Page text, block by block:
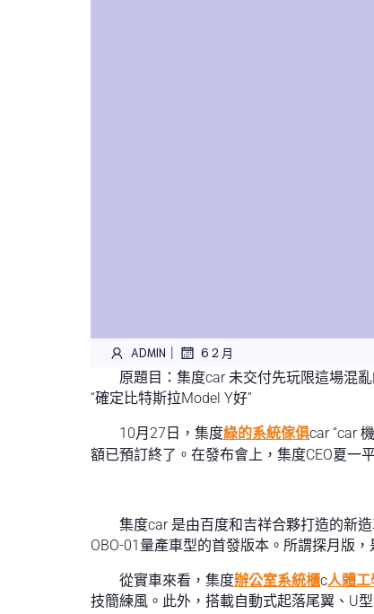
ADMIN | 6 2 月
原題目：集度car 未交付先玩限這場混
“確定比特斯拉Model Y好”
10月27日，集度綠的系統傢俱car “car
額已預訂終了。在發布會上，集度CEO夏一
集度car 是由百度和吉祥合夥打造的新
OBO-01量產車型的首發版本。所謂探月版
從實車來看，集度辦公室系統櫃c人體工
技簡練風。此外，搭載自動式起落尾翼、U